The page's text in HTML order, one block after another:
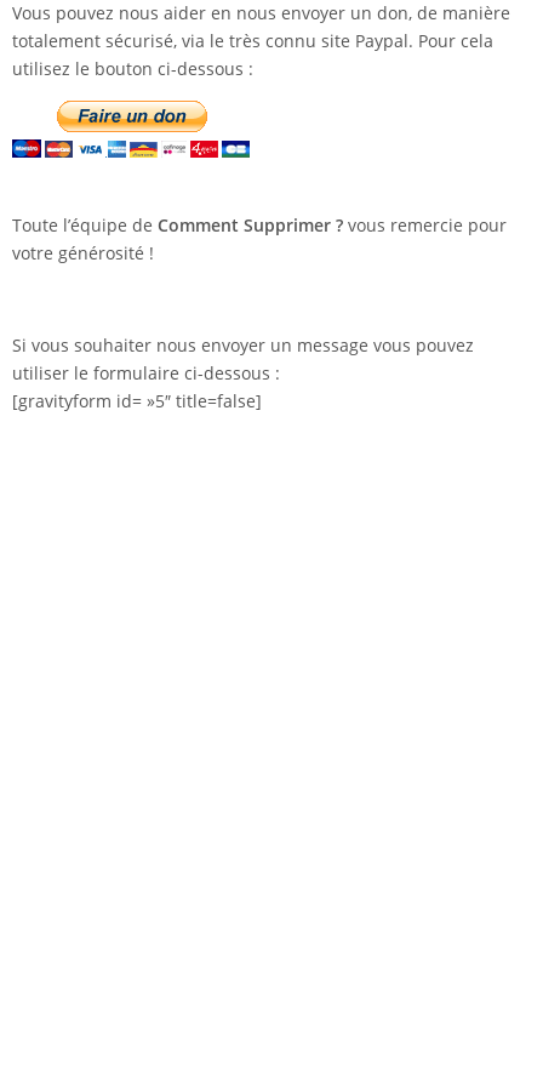
Vous pouvez nous aider en nous envoyer un don, de manière
totalement sécurisé, via le très connu site Paypal. Pour cela
utilisez le bouton ci-dessous :
Toute l’équipe de Comment Supprimer ? vous remercie pour
votre générosité !
Si vous souhaiter nous envoyer un message vous pouvez
utiliser le formulaire ci-dessous :
[gravityform id= »5″ title=false]